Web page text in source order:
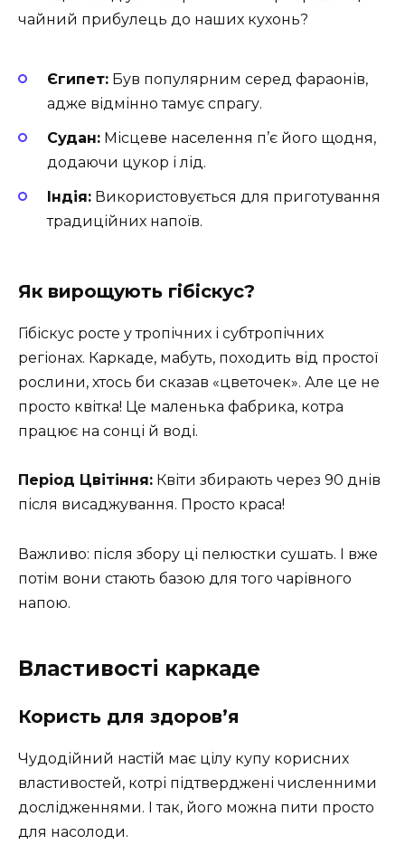
чайний прибулець до наших кухонь?
Єгипет: Був популярним серед фараонів,
адже відмінно тамує спрагу.
Судан: Місцеве населення п’є його щодня,
додаючи цукор і лід.
Індія: Використовується для приготування
традиційних напоїв.
Як вирощують гібіскус?
Гібіскус росте у тропічних і субтропічних
регіонах. Каркаде, мабуть, походить від простої
рослини, хтось би сказав «цветочек». Але це не
просто квітка! Це маленька фабрика, котра
працює на сонці й воді.
Період Цвітіння: Квіти збирають через 90 днів
після висаджування. Просто краса!
Важливо: після збору ці пелюстки сушать. І вже
потім вони стають базою для того чарівного
напою.
Властивості каркаде
Користь для здоров’я
Чудодійний настій має цілу купу корисних
властивостей, котрі підтверджені численними
дослідженнями. І так, його можна пити просто
для насолоди.